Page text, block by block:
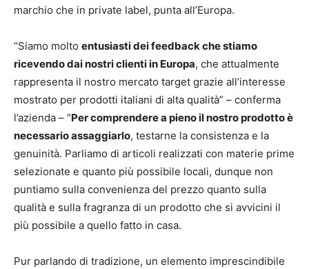
marchio che in private label, punta all’Europa.
“Siamo molto entusiasti dei feedback che stiamo
ricevendo dai nostri clienti in Europa, che attualmente
rappresenta il nostro mercato target grazie all’interesse
mostrato per prodotti italiani di alta qualità” – conferma
l’azienda – “Per comprendere a pieno il nostro prodotto è
necessario assaggiarlo, testarne la consistenza e la
genuinità. Parliamo di articoli realizzati con materie prime
selezionate e quanto più possibile locali, dunque non
puntiamo sulla convenienza del prezzo quanto sulla
qualità e sulla fragranza di un prodotto che si avvicini il
più possibile a quello fatto in casa.
Pur parlando di tradizione, un elemento imprescindibile